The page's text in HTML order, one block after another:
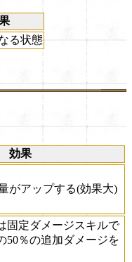
る状態
効果
がアップする(効果大)
固定ダメージスキルで
50％の追加ダメージを